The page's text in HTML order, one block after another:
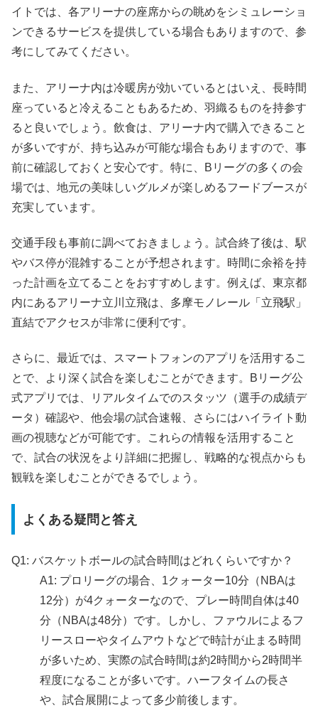
イトでは、各アリーナの座席からの眺めをシミュレーショ
ンできるサービスを提供している場合もありますので、参
考にしてみてください。
また、アリーナ内は冷暖房が効いているとはいえ、長時間
座っていると冷えることもあるため、羽織るものを持参す
ると良いでしょう。飲食は、アリーナ内で購入できること
が多いですが、持ち込みが可能な場合もありますので、事
前に確認しておくと安心です。特に、Bリーグの多くの会
場では、地元の美味しいグルメが楽しめるフードブースが
充実しています。
交通手段も事前に調べておきましょう。試合終了後は、駅
やバス停が混雑することが予想されます。時間に余裕を持
った計画を立てることをおすすめします。例えば、東京都
内にあるアリーナ立川立飛は、多摩モノレール「立飛駅」
直結でアクセスが非常に便利です。
さらに、最近では、スマートフォンのアプリを活用するこ
とで、より深く試合を楽しむことができます。Bリーグ公
式アプリでは、リアルタイムでのスタッツ（選手の成績デ
ータ）確認や、他会場の試合速報、さらにはハイライト動
画の視聴などが可能です。これらの情報を活用すること
で、試合の状況をより詳細に把握し、戦略的な視点からも
観戦を楽しむことができるでしょう。
よくある疑問と答え
Q1: バスケットボールの試合時間はどれくらいですか？
A1: プロリーグの場合、1クォーター10分（NBAは
12分）が4クォーターなので、プレー時間自体は40
分（NBAは48分）です。しかし、ファウルによるフ
リースローやタイムアウトなどで時計が止まる時間
が多いため、実際の試合時間は約2時間から2時間半
程度になることが多いです。ハーフタイムの長さ
や、試合展開によって多少前後します。